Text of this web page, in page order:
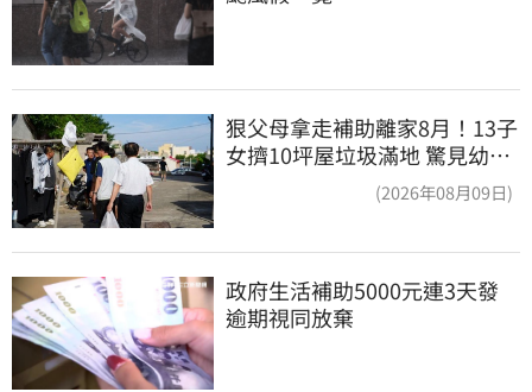
狠父母拿走補助離家8月！13子
女擠10坪屋垃圾滿地 驚見幼童
(2026年08月09日)
政府生活補助5000元連3天發
逾期視同放棄